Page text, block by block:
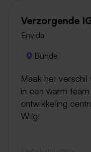
Verzorgende
Envida
Bunde
Maak het
in een warm
ontwikkeling
Wilg!